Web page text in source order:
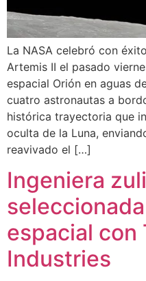
La NASA celebró con
Artemis II el pasado
espacial Orión en aguas
cuatro astronautas a
histórica trayectoria que
oculta de la Luna,
reavivado el […]
Ingeniera
espacial con
Industries